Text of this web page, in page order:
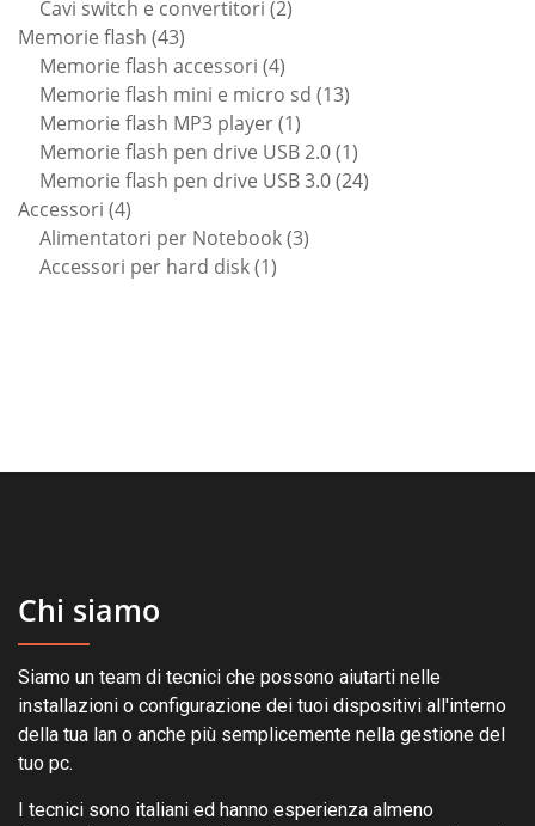
prodotti
Cavi switch e convertitori 22
Memorie flash 4343
prodotti
Memorie flash accessori 44
prodotti
Memorie flash mini e micro sd 1313
Memorie flash MP3 player 11
prodotto
Memorie flash pen drive USB 2.0 11
prodotto
Memorie flash pen drive USB 3.0 2424
Accessori 44
prodotti
Alimentatori per Notebook 33
Accessori per hard disk 11
Chi siamo
Siamo un team di tecnici che possono aiutarti nelle
installazioni o configurazione dei tuoi dispositivi all'interno
della tua lan o anche più semplicemente nella gestione del
tuo pc.
I tecnici sono italiani ed hanno esperienza almeno